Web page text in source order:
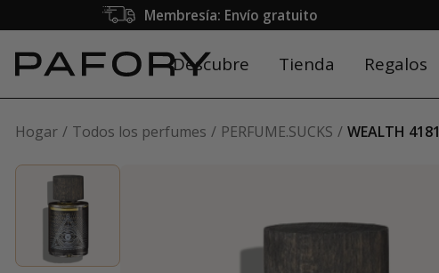
Membresía: Envío gratuito
Descubre Tienda Regalos
Hogar Todos los perfumes PERFUME.SUCKS WEALTH 4181